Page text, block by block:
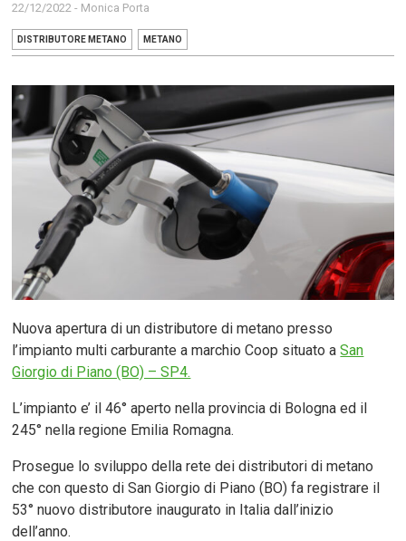
22/12/2022 - Monica Porta
DISTRIBUTORE METANO METANO
Nuova apertura di un distributore di metano presso
l’impianto multi carburante a marchio Coop situato aSan
Giorgio di Piano (BO) – SP4.
L’impianto e’ il 46° aperto nella provincia di Bologna ed il
245° nella regione Emilia Romagna.
Prosegue lo sviluppo della rete dei distributori di metano
che con questo di San Giorgio di Piano (BO) fa registrare il
53° nuovo distributore inaugurato in Italia dall’inizio
dell’anno.